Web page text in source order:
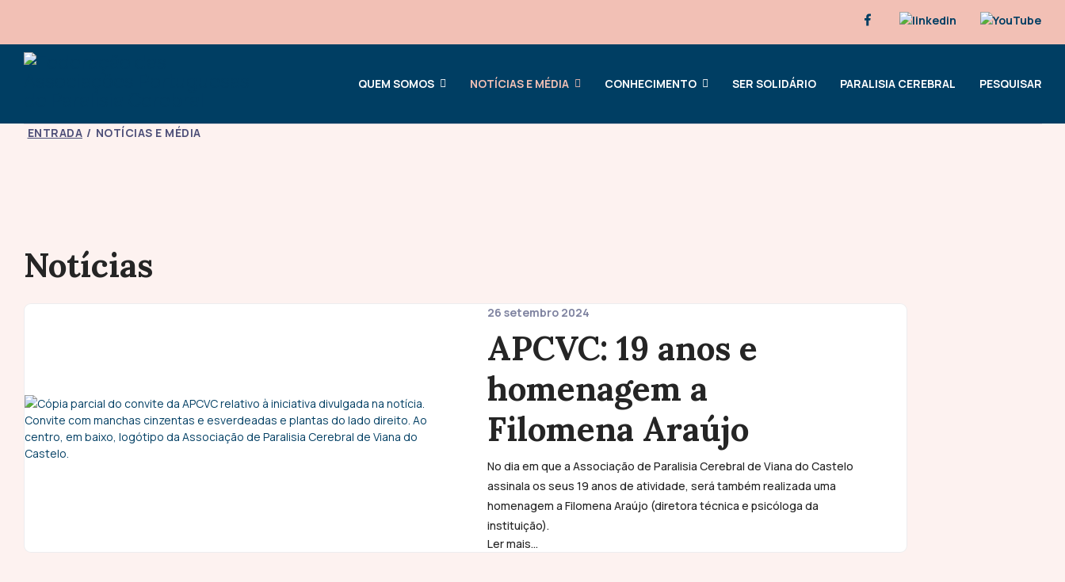
QUEM SOMOS NOTÍCIAS E MÉDIA CONHECIMENTO SER SOLIDÁRIO PARALISIA CEREBRAL PESQUISAR
ENTRADA NOTÍCIAS E MÉDIA
Notícias
26 setembro 2024
APCVC: 19 anos e
homenagem a
Filomena Araújo
No dia em que a Associação de Paralisia Cerebral de Viana do Castelo
assinala os seus 19 anos de atividade, será também realizada uma
homenagem a Filomena Araújo (diretora técnica e psicóloga da
instituição).
Ler mais...